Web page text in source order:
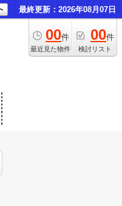
最終更新：2026年08月07日
00件
最近見た物件
00件
検討リスト